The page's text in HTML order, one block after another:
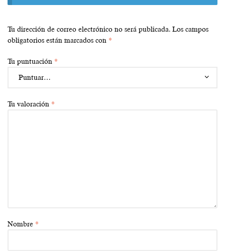
Tu dirección de correo electrónico no será publicada. Los campos
obligatorios están marcados con *
Tu puntuación *
Tu valoración *
Nombre *